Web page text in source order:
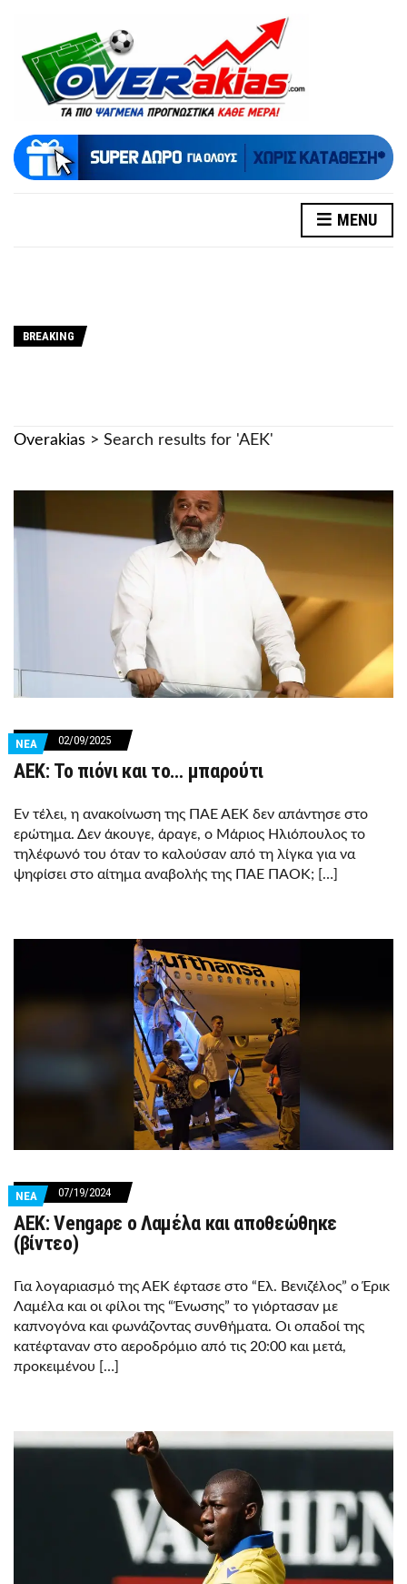
MENU
BREAKING
Overakias > Search results for 'AEK'
ΝΕΑ 02/09/2025
AEK: Το πιόνι και το… μπαρούτι
Εν τέλει, η ανακοίνωση της ΠΑΕ ΑΕΚ δεν απάντησε στο
ερώτημα. Δεν άκουγε, άραγε, ο Μάριος Ηλιόπουλος το
τηλέφωνό του όταν το καλούσαν από τη λίγκα για να
ψηφίσει στο αίτημα αναβολής της ΠΑΕ ΠΑΟΚ; […]
ΝΕΑ 07/19/2024
AEK: Vengaρε ο Λαμέλα και αποθεώθηκε
(βίντεο)
Για λογαριασμό της ΑΕΚ έφτασε στο “Ελ. Βενιζέλος” ο Έρικ
Λαμέλα και οι φίλοι της “Ένωσης” το γιόρτασαν με
καπνογόνα και φωνάζοντας συνθήματα. Οι οπαδοί της
κατέφταναν στο αεροδρόμιο από τις 20:00 και μετά,
προκειμένου […]